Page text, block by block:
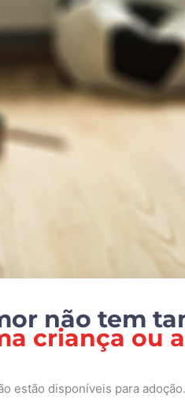
não tem
criança ou
estão disponíveis para